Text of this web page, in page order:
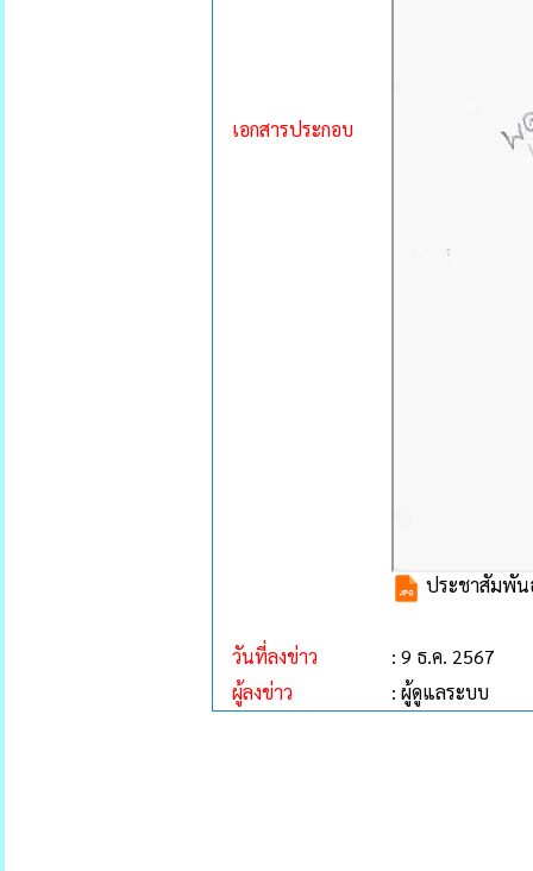
เอกสารประกอบ
ประชาสัมพัน
วันที่ลงข่าว
: 9 ธ.ค. 2567
ผู้ลงข่าว
: ผู้ดูแลระบบ